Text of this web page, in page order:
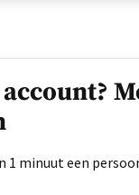
1 minuut een